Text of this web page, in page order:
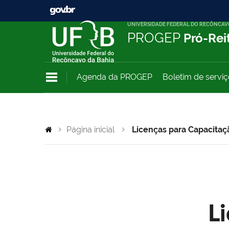
UNIVERSIDADE FEDERAL DO
PROGEP Pró-
Agenda da PROGEP Boletim de
Página inicial Licenças para